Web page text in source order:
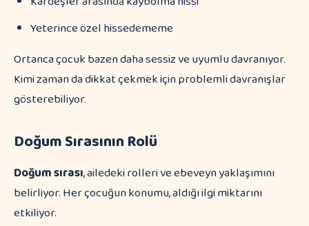
Yeterince özel hissedememe
Ortanca çocuk bazen daha sessiz ve uyumlu davranıyor.
Kimi zaman da dikkat çekmek için problemli davranışlar
gösterebiliyor.
Doğum Sırasının Rolü
Doğum sırası, ailedeki rolleri ve ebeveyn yaklaşımını
belirliyor. Her çocuğun konumu, aldığı ilgi miktarını
etkiliyor.